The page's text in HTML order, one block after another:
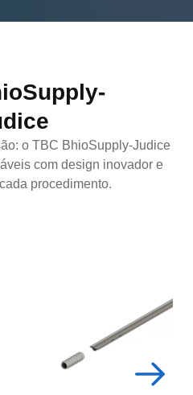
o TBC BhioSupply-Judice
com design inovador e
procedimento.